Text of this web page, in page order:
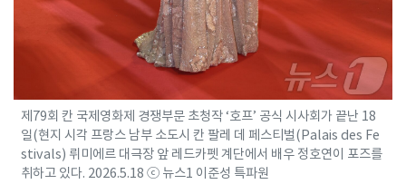
제79회 칸 국제영화제 경쟁부문 초청작 ‘호프’ 공식 시사회가 끝난 18
일(현지 시각 프랑스 남부 소도시 칸 팔레 데 페스티벌(Palais des Fe
stivals) 뤼미에르 대극장 앞 레드카펫 계단에서 배우 정호연이 포즈를
취하고 있다. 2026.5.18 ⓒ 뉴스1 이준성 특파원